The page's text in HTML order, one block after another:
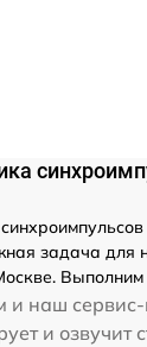
задача для
Выполним
и наш
и озвучит